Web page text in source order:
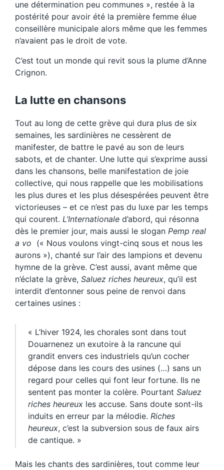
une détermination peu communes », restée à la
postérité pour avoir été la première femme élue
conseillère municipale alors même que les femmes
n’avaient pas le droit de vote.
C’est tout un monde qui revit sous la plume d’Anne
Crignon.
La lutte en chansons
Tout au long de cette grève qui dura plus de six
semaines, les sardinières ne cessèrent de
manifester, de battre le pavé au son de leurs
sabots, et de chanter. Une lutte qui s’exprime aussi
dans les chansons, belle manifestation de joie
collective, qui nous rappelle que les mobilisations
les plus dures et les plus désespérées peuvent être
victorieuses – et ce n’est pas du luxe par les temps
qui courent. L’Internationale d’abord, qui résonna
dès le premier jour, mais aussi le slogan Pemp real
a vo (« Nous voulons vingt-cinq sous et nous les
aurons »), chanté sur l’air des lampions et devenu
hymne de la grève. C’est aussi, avant même que
n’éclate la grève, Saluez riches heureux, qu’il est
interdit d’entonner sous peine de renvoi dans
certaines usines :
« L’hiver 1924, les chorales sont dans tout
Douarnenez un exutoire à la rancune qui
grandit envers ces industriels qu’un cocher
dépose dans les cours des usines (…) sans un
regard pour celles qui font leur fortune. Ils ne
sentent pas monter la colère. Pourtant Saluez
riches heureux les accuse. Sans doute sont-ils
induits en erreur par la mélodie. Riches
heureux, c’est la subversion sous de faux airs
de cantique. »
Mais les chants des sardinières, tout comme leur